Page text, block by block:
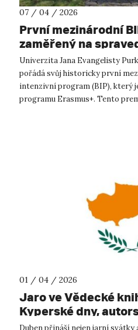
07 / 04 / 2026
První mezinárodní
zaměřený na
transformaci
Univerzita Jana Evangelisty
pořádá svůj historicky první
intenzivní program (BIP), který
programu Erasmus+. Tento
01 / 04 / 2026
Jaro ve Vědecké
Kyperské dny,
workshopy
Duben přináší nejen jarní svátky